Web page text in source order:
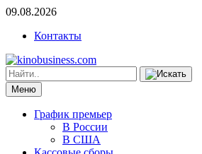
09.08.2026
Контакты
Меню
График премьер
В России
В США